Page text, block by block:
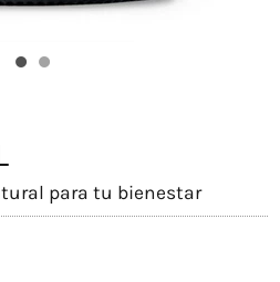
para tu bienestar